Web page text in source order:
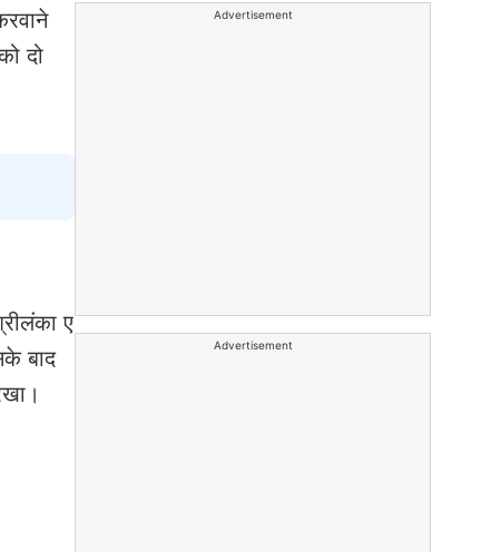
दो
ए
बाद
Advertisement
Advertisement